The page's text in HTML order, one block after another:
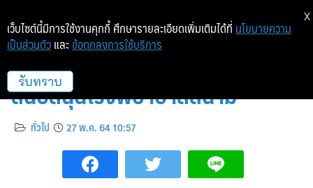
บัญดารา โฮเทล แอนด์ รีสอร์ท ร่วม
สนับสนุนโรงพยาบาลสนาม
ทั่วไป 27 พ.ค. 64 10:57
เว็บไซต์นี้มีการใช้งานคุกกี้ ศึกษารายละเอียดเพิ่มเติมได้ที่ นโยบายความ
เป็นส่วนตัว และ ข้อตกลงการใช้บริการ
รับทราบ
X